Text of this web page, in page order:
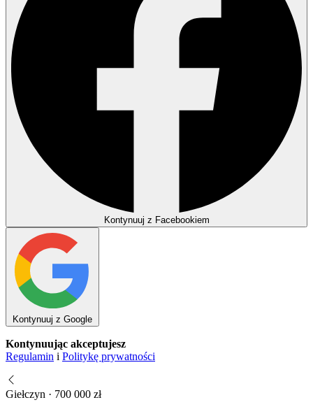
Kontynuuj z Facebookiem
Kontynuuj z Google
Kontynuując akceptujesz
Regulamin i Politykę prywatności
Giełczyn · 700 000 zł